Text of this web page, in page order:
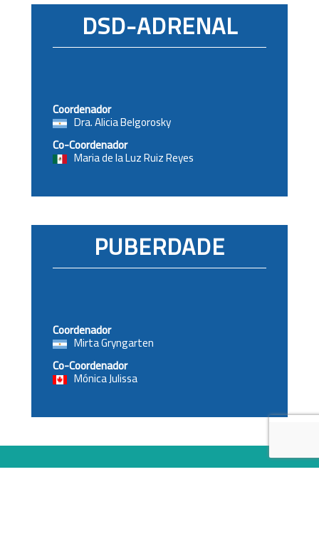
DSD-ADRENAL
Coordenador
Dra. Alicia Belgorosky
Co-Coordenador
Maria de la Luz Ruiz Reyes
PUBERDADE
Coordenador
Mirta Gryngarten
Co-Coordenador
Mónica Julissa